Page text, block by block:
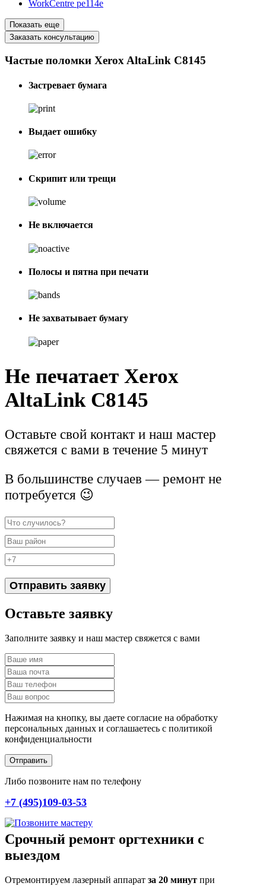
WorkCentre pe114e
Показать еще
Заказать консультацию
Частые поломки Xerox AltaLink C8145
Застревает бумага
Выдает ошибку
Скрипит или трещи
Не включается
Полосы и пятна при печати
Не захватывает бумагу
Не печатает Xerox
AltaLink C8145
Оставьте свой контакт и наш мастер
свяжется с вами в течение 5 минут
В большинстве случаев — ремонт не
потребуется 😉
Отправить заявку
Оставьте заявку
Заполните заявку и наш мастер свяжется с вами
Нажимая на кнопку, вы даете согласие на обработку
персональных данных и соглашаетесь c политикой
конфиденциальности
Отправить
Либо позвоните нам по телефону
+7 (495)109-03-53
Срочный ремонт оргтехники с
выездом
Отремонтируем лазерный аппарат за 20 минут при